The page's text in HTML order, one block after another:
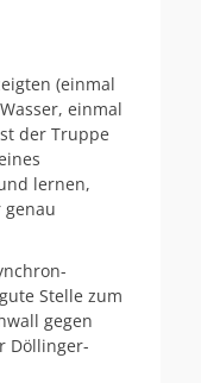
(einmal
einmal
der Truppe
lernen,
genau
Stelle zum
gegen
Döllinger-